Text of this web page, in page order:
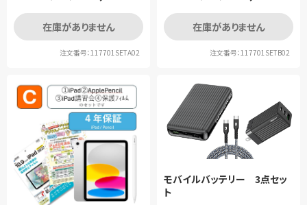
在庫がありません
注文番号：117701SETA02
在庫がありません
注文番号：117701SETB02
モバイルバッテリー 3点セッ
ト